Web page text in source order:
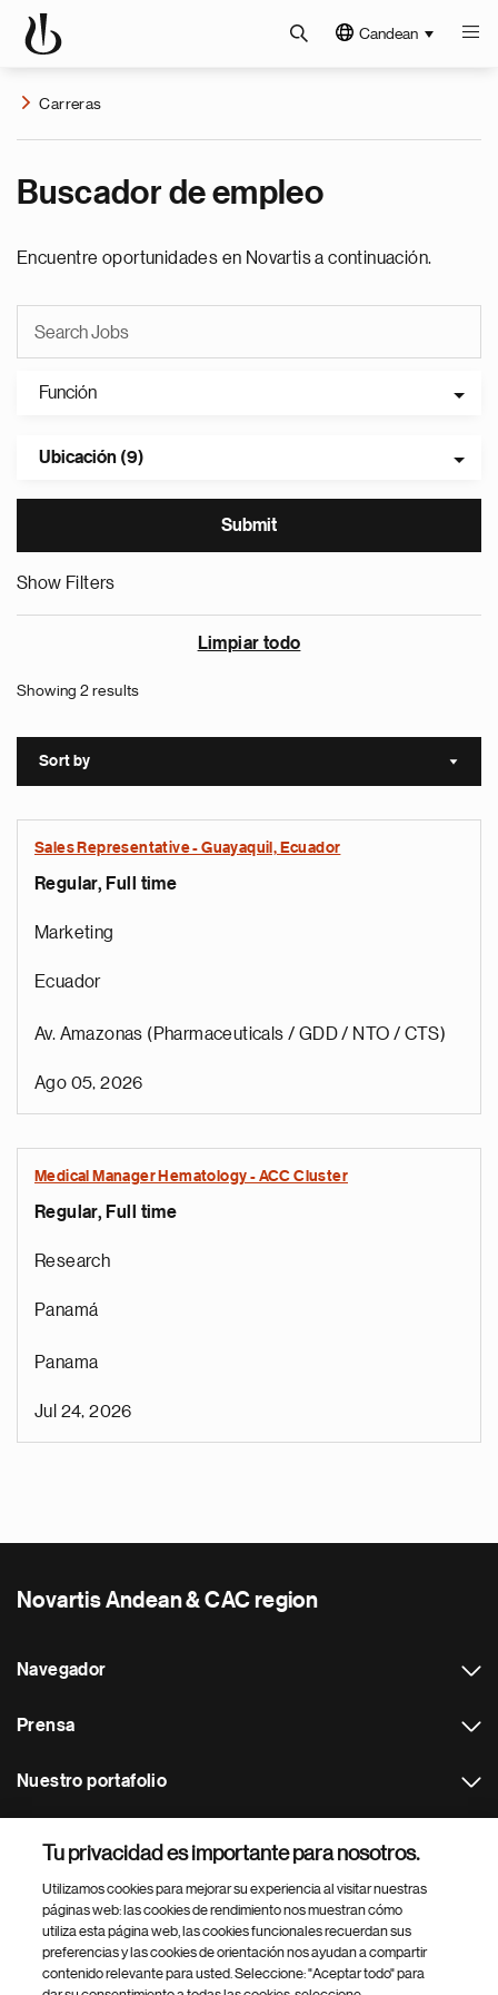
Candean
Carreras
Buscador de empleo
Encuentre oportunidades en Novartis a continuación.
Función
Ubicación (9)
Show Filters
Limpiar todo
Showing 2 results
Sort by Sort
Sales Representative - Guayaquil, Ecuador
Regular, Full time
Marketing
Ecuador
Av. Amazonas (Pharmaceuticals / GDD / NTO / CTS)
Ago 05, 2026
Medical Manager Hematology - ACC Cluster
Regular, Full time
Research
Panamá
Panama
Jul 24, 2026
Novartis Andean & CAC region
Navegador
Prensa
Nuestro portafolio
Footer Site Search
Tu privacidad es importante para nosotros.
Utilizamos cookies para mejorar su experiencia al visitar nuestras
páginas web: las cookies de rendimiento nos muestran cómo
utiliza esta página web, las cookies funcionales recuerdan sus
preferencias y las cookies de orientación nos ayudan a compartir
contenido relevante para usted. Seleccione: "Aceptar todo" para